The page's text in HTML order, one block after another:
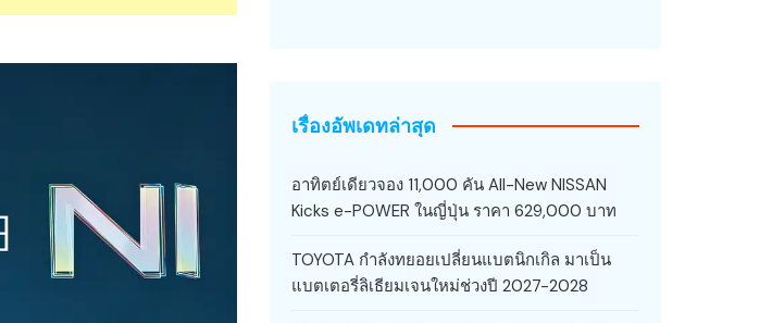
เรื่องอัพเดทล่าสุด
อาทิตย์เดียวจอง 11,000 คัน All-New NISSAN
Kicks e-POWER ในญี่ปุ่น ราคา 629,000 บาท
TOYOTA กำลังทยอยเปลี่ยนแบตนิกเกิล มาเป็น
แบตเตอรี่ลิเธียมเจนใหม่ช่วงปี 2027-2028